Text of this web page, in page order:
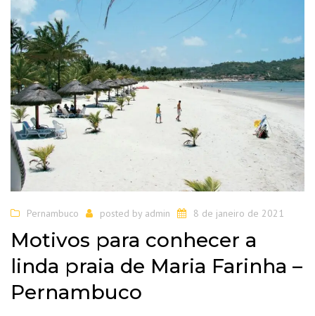
Pernambuco posted by admin 8 de janeiro de 2021
Motivos para conhecer a
linda praia de Maria Farinha –
Pernambuco